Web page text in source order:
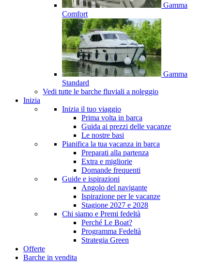
Gamma
Comfort
Gamma
Standard
Vedi tutte le barche fluviali a noleggio
Inizia
Inizia il tuo viaggio
Prima volta in barca
Guida ai prezzi delle vacanze
Le nostre basi
Pianifica la tua vacanza in barca
Preparati alla partenza
Extra e migliorie
Domande frequenti
Guide e ispirazioni
Angolo del navigante
Ispirazione per le vacanze
Stagione 2027 e 2028
Chi siamo e Premi fedeltà
Perché Le Boat?
Programma Fedeltà
Strategia Green
Offerte
Barche in vendita